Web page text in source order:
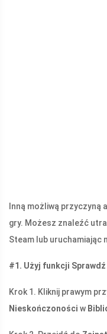
Inną możliwą przyczyną
gry. Możesz znaleźć
Steam lub uruchamiając
#1. Użyj funkcji
Krok 1. Kliknij prawym
Nieskończoności w